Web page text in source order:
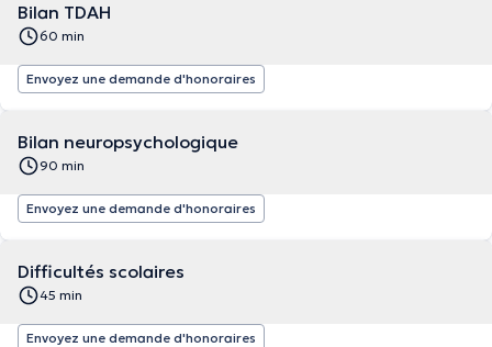
Bilan TDAH
60 min
Envoyez une demande d'honoraires
Bilan neuropsychologique
90 min
Envoyez une demande d'honoraires
Difficultés scolaires
45 min
Envoyez une demande d'honoraires